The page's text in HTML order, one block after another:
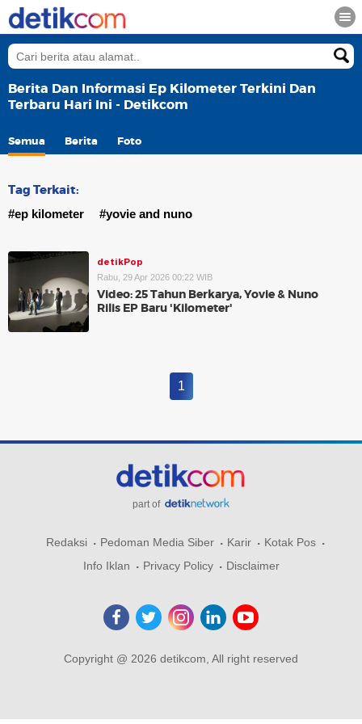
Berita Dan Informasi Ep Kilometer Terkini Dan
Terbaru Hari Ini - Detikcom
Semua Berita Foto
Tag Terkait:
#ep kilometer #yovie and nuno
detikPop
Rabu, 29 Apr 2026 00:22 WIB
Video: 25 Tahun Berkarya, Yovie & Nuno
Rilis EP Baru 'Kilometer'
1
part of
Redaksi Pedoman Media Siber Karir
Kotak Pos
Info Iklan
Privacy Policy Disclaimer
Copyright @ 2026 detikcom, All right reserved